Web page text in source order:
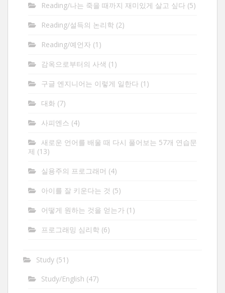
Reading/나는 죽을 때까지 재미있게 살고 싶다 (5)
Reading/설득의 논리학 (2)
Reading/예언자 (1)
감옥으로부터의 사색 (1)
구글 엔지니어는 이렇게 일한다 (1)
대화 (7)
사피엔스 (4)
새로운 언어를 배울 때 다시 풀어보는 57개 연습문
제 (13)
실용주의 프로그래머 (4)
아이를 잘 키운다는 것 (5)
어떻게 원하는 것을 얻는가 (1)
프로그래밍 심리학 (6)
Study (51)
Study/English (47)